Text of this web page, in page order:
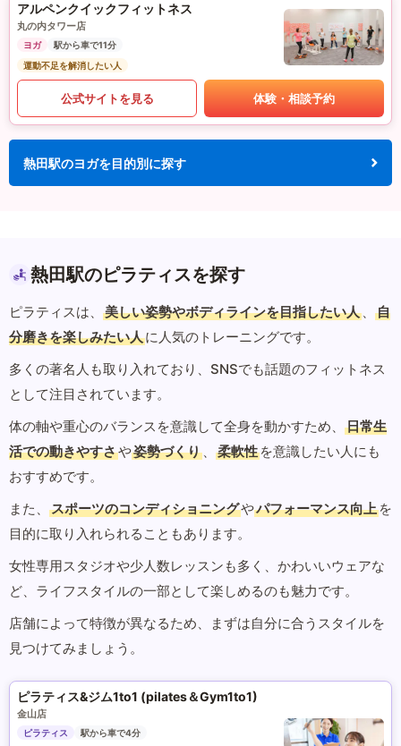
アルペンクイックフィットネス
丸の内タワー店
ヨガ
駅から車で11分
運動不足を解消したい人
公式サイトを見る 体験・相談予約
熱田駅のヨガを目的別に探す
熱田駅のピラティスを探す
ピラティスは、 美しい姿勢やボディラインを目指したい人 、
自
分磨きを楽しみたい人に人気のトレーニングです。
多くの著名人も取り入れており、SNSでも話題のフィットネス
として注目されています。
体の軸や重心のバランスを意識して全身を動かすため、
日常生
活での動きやすさや姿勢づくり 、 柔軟性 を意識したい人にも
おすすめです。
また、
スポーツのコンディショニングやパフォーマンス向上 を
目的に取り入れられることもあります。
女性専用スタジオや少人数レッスンも多く、かわいいウェアな
ど、ライフスタイルの一部として楽しめるのも魅力です。
店舗によって特徴が異なるため、まずは自分に合うスタイルを
見つけてみましょう。
ピラティス&ジム1to1 (pilates＆Gym1to1)
金山店
ピラティス
駅から車で4分